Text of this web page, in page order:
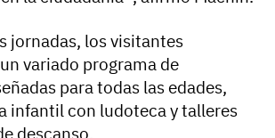
jornadas, los visitantes
variado programa de
para todas las edades,
infantil con ludoteca y talleres
descanso.